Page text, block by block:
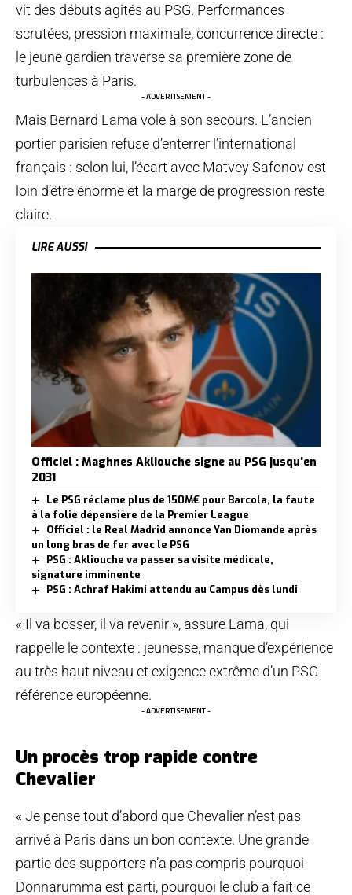
vit des débuts agités au PSG. Performances
scrutées, pression maximale, concurrence directe :
le jeune gardien traverse sa première zone de
turbulences à Paris.
- ADVERTISEMENT -
Mais Bernard Lama vole à son secours. L’ancien
portier parisien refuse d’enterrer l’international
français : selon lui, l’écart avec Matvey Safonov est
loin d’être énorme et la marge de progression reste
claire.
LIRE AUSSI
Officiel : Maghnes Akliouche signe au PSG jusqu’en
2031
Le PSG réclame plus de 150M€ pour Barcola, la faute
à la folie dépensière de la Premier League
Officiel : le Real Madrid annonce Yan Diomande après
un long bras de fer avec le PSG
PSG : Akliouche va passer sa visite médicale,
signature imminente
PSG : Achraf Hakimi attendu au Campus dès lundi
« Il va bosser, il va revenir », assure Lama, qui
rappelle le contexte : jeunesse, manque d’expérience
au très haut niveau et exigence extrême d’un PSG
référence européenne.
- ADVERTISEMENT -
Un procès trop rapide contre
Chevalier
« Je pense tout d’abord que Chevalier n’est pas
arrivé à Paris dans un bon contexte. Une grande
partie des supporters n’a pas compris pourquoi
Donnarumma est parti, pourquoi le club a fait ce